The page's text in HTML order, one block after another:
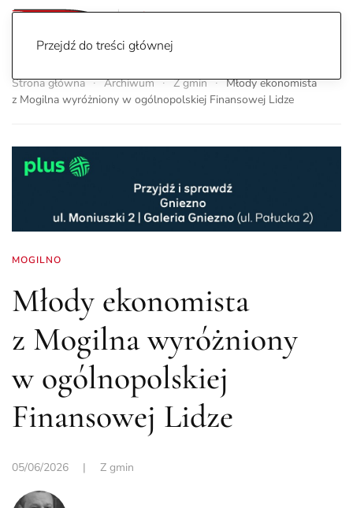
Przejdź do treści głównej
Strona główna Archiwum Z gmin
Młody ekonomista
z Mogilna wyróżniony w ogólnopolskiej Finansowej Lidze
MOGILNO
Młody ekonomista
z Mogilna wyróżniony
w ogólnopolskiej
Finansowej Lidze
05/06/2026 | Z gmin